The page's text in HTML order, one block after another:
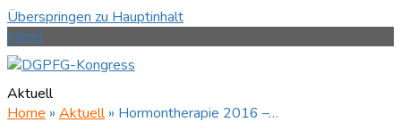
Überspringen zu Hauptinhalt
Menü
Aktuell
Home » Aktuell» Hormontherapie 2016 –…